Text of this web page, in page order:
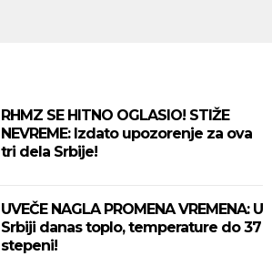
RHMZ SE HITNO OGLASIO! STIŽE
NEVREME: Izdato upozorenje za ova
tri dela Srbije!
UVEČE NAGLA PROMENA VREMENA: U
Srbiji danas toplo, temperature do 37
stepeni!